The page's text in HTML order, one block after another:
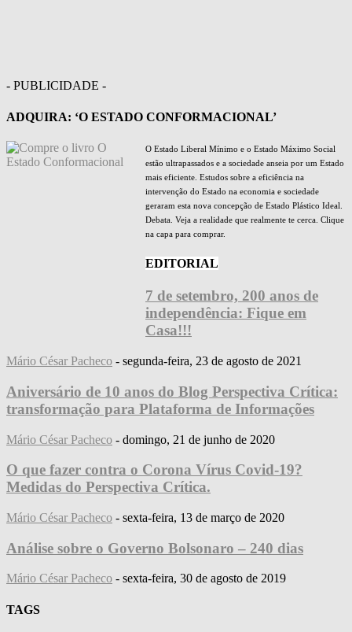
- PUBLICIDADE -
ADQUIRA: ‘O ESTADO CONFORMACIONAL’
O Estado Liberal Mínimo e o Estado Máximo Social
estão ultrapassados e a sociedade anseia por um Estado
mais eficiente. Estudos sobre a eficiência na
intervenção do Estado na economia e sociedade
geraram esta nova concepção de Estado Plástico Ideal.
Debata. Veja a realidade que realmente te cerca. Clique
na capa para comprar.
EDITORIAL
7 de setembro, 200 anos de
independência: Fique em
Casa!!!
Mário César Pacheco - segunda-feira, 23 de agosto de 2021
Aniversário de 10 anos do Blog Perspectiva Crítica:
transformação para Plataforma de Informações
Mário César Pacheco - domingo, 21 de junho de 2020
O que fazer contra o Corona Vírus Covid-19?
Medidas do Perspectiva Crítica.
Mário César Pacheco - sexta-feira, 13 de março de 2020
Análise sobre o Governo Bolsonaro – 240 dias
Mário César Pacheco - sexta-feira, 30 de agosto de 2019
TAGS